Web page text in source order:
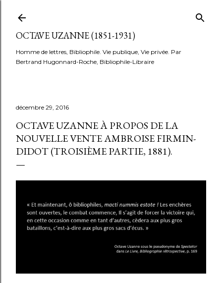
OCTAVE UZANNE (1851-1931)
Homme de lettres, Bibliophile. Vie publique, Vie privée. Par
Bertrand Hugonnard-Roche, Bibliophile-Libraire
décembre 29, 2016
OCTAVE UZANNE À PROPOS DE LA
NOUVELLE VENTE AMBROISE FIRMIN-
DIDOT (TROISIÈME PARTIE, 1881).